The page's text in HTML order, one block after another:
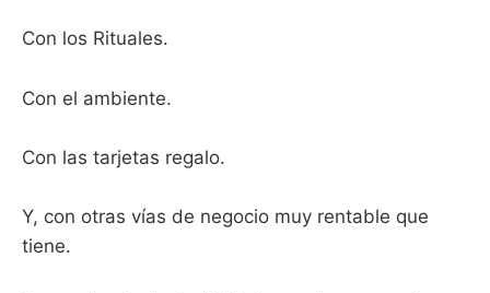
Con los Rituales.
Con el ambiente.
Con las tarjetas regalo.
Y, con otras vías de negocio muy rentable que
tiene.